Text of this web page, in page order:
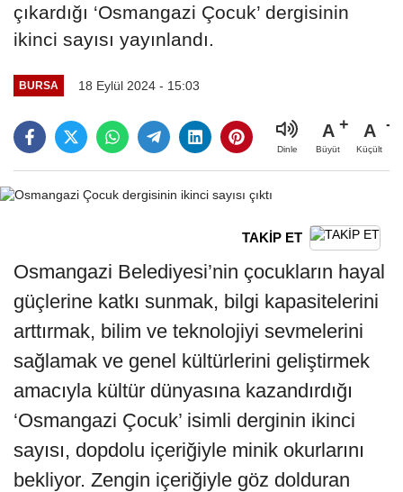
çıkardığı ‘Osmangazi Çocuk’ dergisinin
ikinci sayısı yayınlandı.
BURSA 18 Eylül 2024 - 15:03
Dinle
A
Büyüt
A
Küçült
TAKİP ET
Osmangazi Belediyesi’nin çocukların hayal
güçlerine katkı sunmak, bilgi kapasitelerini
arttırmak, bilim ve teknolojiyi sevmelerini
sağlamak ve genel kültürlerini geliştirmek
amacıyla kültür dünyasına kazandırdığı
‘Osmangazi Çocuk’ isimli derginin ikinci
sayısı, dopdolu içeriğiyle minik okurlarını
bekliyor. Zengin içeriğiyle göz dolduran